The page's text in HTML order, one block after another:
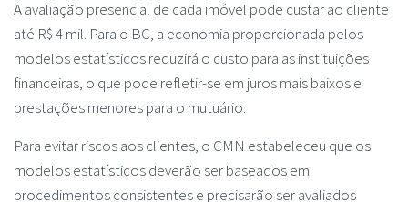
A avaliação presencial de cada imóvel pode custar ao cliente
até R$ 4 mil. Para o BC, a economia proporcionada pelos
modelos estatísticos reduzirá o custo para as instituições
financeiras, o que pode refletir-se em juros mais baixos e
prestações menores para o mutuário.
Para evitar riscos aos clientes, o CMN estabeleceu que os
modelos estatísticos deverão ser baseados em
procedimentos consistentes e precisarão ser avaliados